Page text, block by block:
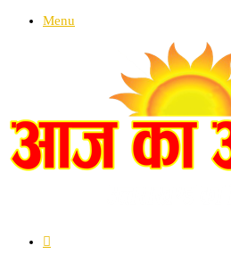
Menu